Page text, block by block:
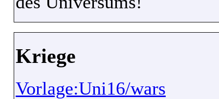
Kriege
Vorlage:Uni16/wars